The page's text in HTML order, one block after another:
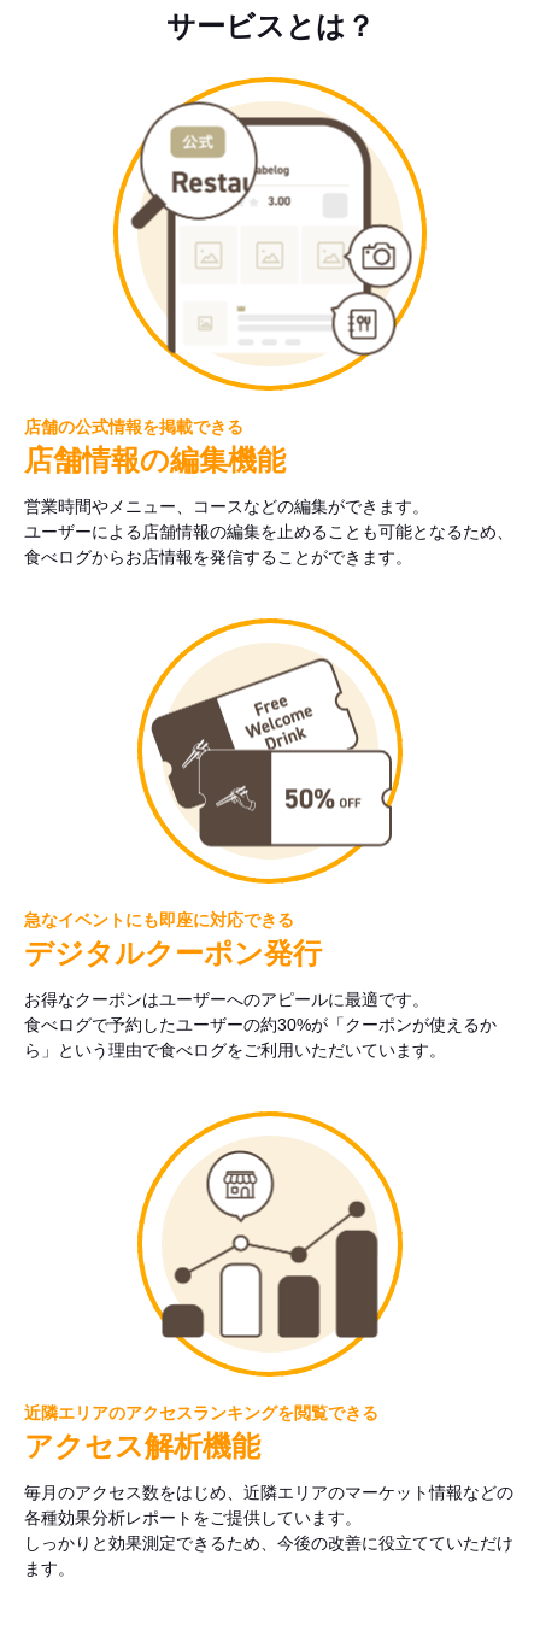
サービスとは？
店舗の公式情報を掲載できる
店舗情報の編集機能
営業時間やメニュー、コースなどの編集ができます。
ユーザーによる店舗情報の編集を止めることも可能となるため、
食べログからお店情報を発信することができます。
急なイベントにも即座に対応できる
デジタルクーポン発行
お得なクーポンはユーザーへのアピールに最適です。
食べログで予約したユーザーの約30%が「クーポンが使えるか
ら」という理由で食べログをご利用いただいています。
近隣エリアのアクセスランキングを閲覧できる
アクセス解析機能
毎月のアクセス数をはじめ、近隣エリアのマーケット情報などの
各種効果分析レポートをご提供しています。
しっかりと効果測定できるため、今後の改善に役立てていただけ
ます。